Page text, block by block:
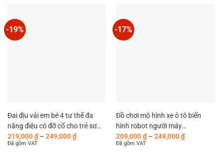
-19%
Đai địu vải em bé 4 tư thế đa
năng điệu có đỡ cổ cho trẻ sơ
sinh ngồi đi xe máy MySun.
219,000₫ – 249,000₫Khoảng
giá:
Đã gồm VAT
-17%
Đồ chơi mô hình xe ô tô biến
hình robot người máy
Transformer Optimus Prime,
Bumblebee
209,000₫ – 249,000₫Khoảng
giá:
Đã gồm VAT